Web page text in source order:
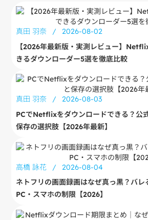
真田 羽奈 /
2026-08-02
【2026年最新版・実測レビュー】
きるダウンローダー5選を徹底比較
真田 羽奈 /
2026-08-03
PCでNetflixをダウンロードできる？公
保存の選択肢【2026年最新】
高橋 詠花 /
2026-08-04
ネトフリの画面録画はなぜ真っ黒？バレ
PC・スマホの制限【2026】